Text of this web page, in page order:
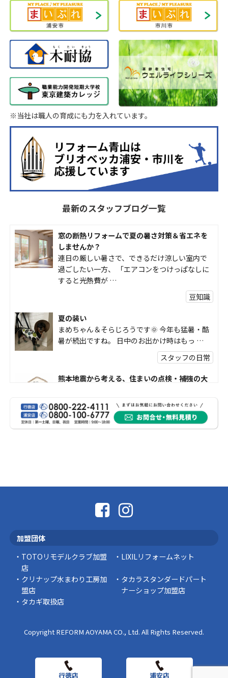
※当社は職人の育成にも力を入れています。
最新のスタッフブログ一覧
窓の断熱リフォームで夏の暑さ対策＆省エネを
しませんか？
連日の厳しい暑さで、できるだけ涼しい室内で
過ごしたい一方、 「エアコンをつけっぱなしに
すると光熱費が …
豆知識
夏の装い
まめちゃん＆そらじろうです🌞 今年も猛暑・酷
暑が続出ですね。 日中のお出かけ時はもっ …
スタッフの日常
熊本地震から考える、住まいの点検・補強の大
熊本地震で被害を受けられた皆様には、心より
お見舞い申し上げます。 震度7の大きな揺れが発
生し、その後 …
「そろそろ塗り替えが必要かな？」 「訪問営業
豆知識
加盟団体
TOTOリモデルクラブ加盟
店
LIXILリフォームネット
クリナップ水まわり工房加
盟店
タカラスタンダードパート
ナーショップ加盟店
タカギ取扱店
Copyright REFORM AOYAMA CO., Ltd. All Rights Reserved.